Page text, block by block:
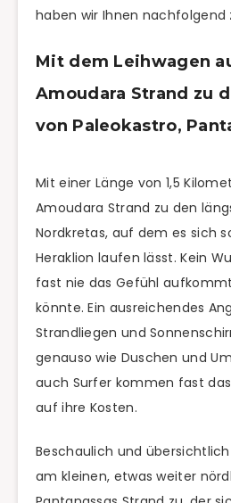
haben wir Ihnen
Mit dem Leihwagen
Amoudara Strand zu
von Paleokastro,
Mit einer Länge von 1,5
Amoudara Strand zu den
Nordkretas, auf dem es sich
Heraklion laufen lässt. Kein
fast nie das Gefühl
könnte. Ein ausreichendes
Strandliegen und
genauso wie Duschen und
auch Surfer kommen fast
auf ihre Kosten.
Beschaulich und
am kleinen, etwas weiter